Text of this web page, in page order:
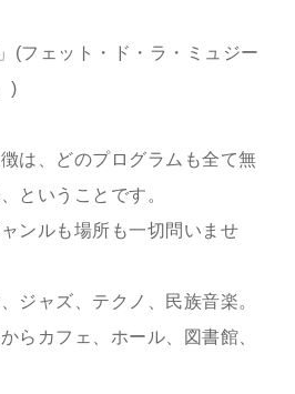
(フェット・ド・ラ・ミュジー
)
は、どのプログラムも全て無
ということです。
ンルも場所も一切問いませ
ジャズ、テクノ、民族音楽。
らカフェ、ホール、図書館、